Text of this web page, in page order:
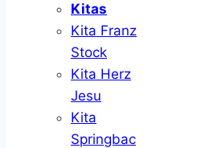
Kitas
Kita Franz
Stock
Kita Herz
Jesu
Kita
Springbac